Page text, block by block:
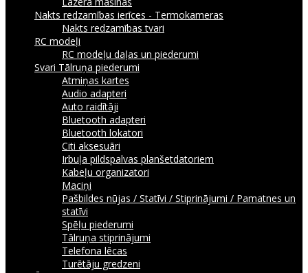
Nakts redzamības ierīces - Termokameras
Nakts redzamības tvari
RC modeļi
RC modeļu daļas un piederumi
Svari Tālruņa piederumi
Atmiņas kartes
Audio adapteri
Auto raidītāji
Bluetooth adapteri
Bluetooth lokatori
Citi aksesuāri
Irbuļa pildspalvas planšetdatoriem
Kabeļu organizatori
Maciņi
Pašbildes nūjas / Statīvi / Stiprinājumi / Pamatnes un
statīvi
Spēļu piederumi
Tālruņa stiprinājumi
Telefona lēcas
Turētāju gredzeni